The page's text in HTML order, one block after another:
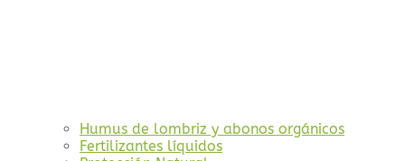
Humus de lombriz y abonos orgánicos
Fertilizantes líquidos